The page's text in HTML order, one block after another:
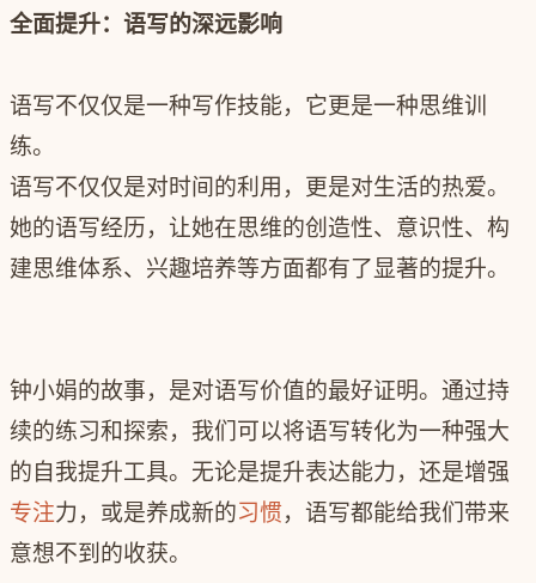
全面提升：语写的深远影响
语写不仅仅是一种写作技能，它更是一种思维训
练。
语写不仅仅是对时间的利用，更是对生活的热爱。
她的语写经历，让她在思维的创造性、意识性、构
建思维体系、兴趣培养等方面都有了显著的提升。
钟小娟的故事，是对语写价值的最好证明。通过持
续的练习和探索，我们可以将语写转化为一种强大
的自我提升工具。无论是提升表达能力，还是增强
专注力，或是养成新的习惯，语写都能给我们带来
意想不到的收获。